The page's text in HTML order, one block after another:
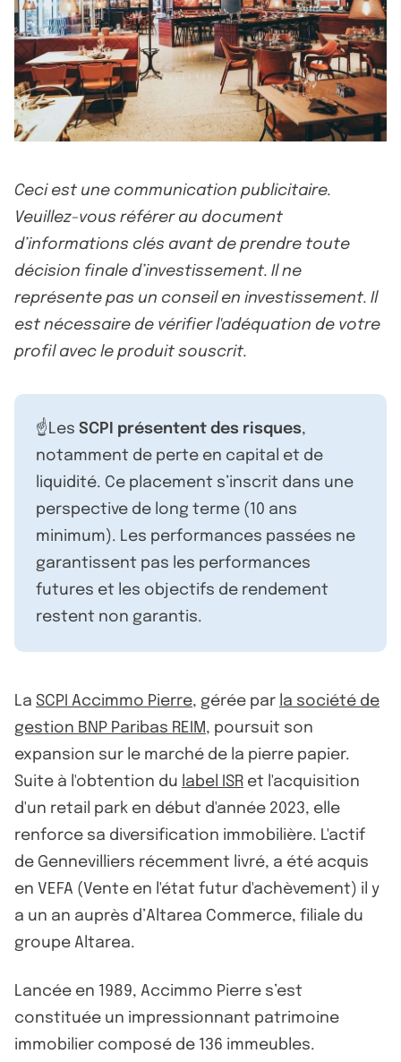
Ceci est une communication publicitaire.
Veuillez-vous référer au document
d’informations clés avant de prendre toute
décision finale d’investissement. Il ne
représente pas un conseil en investissement. Il
est nécessaire de vérifier l'adéquation de votre
profil avec le produit souscrit.
☝️Les SCPI présentent des risques,
notamment de perte en capital et de
liquidité. Ce placement s’inscrit dans une
perspective de long terme (10 ans
minimum). Les performances passées ne
garantissent pas les performances
futures et les objectifs de rendement
restent non garantis.
La SCPI Accimmo Pierre, gérée par la société de
gestion BNP Paribas REIM, poursuit son
expansion sur le marché de la pierre papier.
Suite à l'obtention du label ISR et l'acquisition
d'un retail park en début d'année 2023, elle
renforce sa diversification immobilière. L'actif
de Gennevilliers récemment livré, a été acquis
en VEFA (Vente en l'état futur d'achèvement) il y
a un an auprès d’Altarea Commerce, filiale du
groupe Altarea.
Lancée en 1989, Accimmo Pierre s’est
constituée un impressionnant patrimoine
immobilier composé de 136 immeubles.